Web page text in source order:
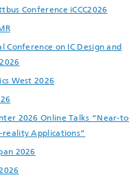
Conference iCCC2026
Conference on IC Design and
West 2026
2026 Online Talks “Near-
Applications”
2026